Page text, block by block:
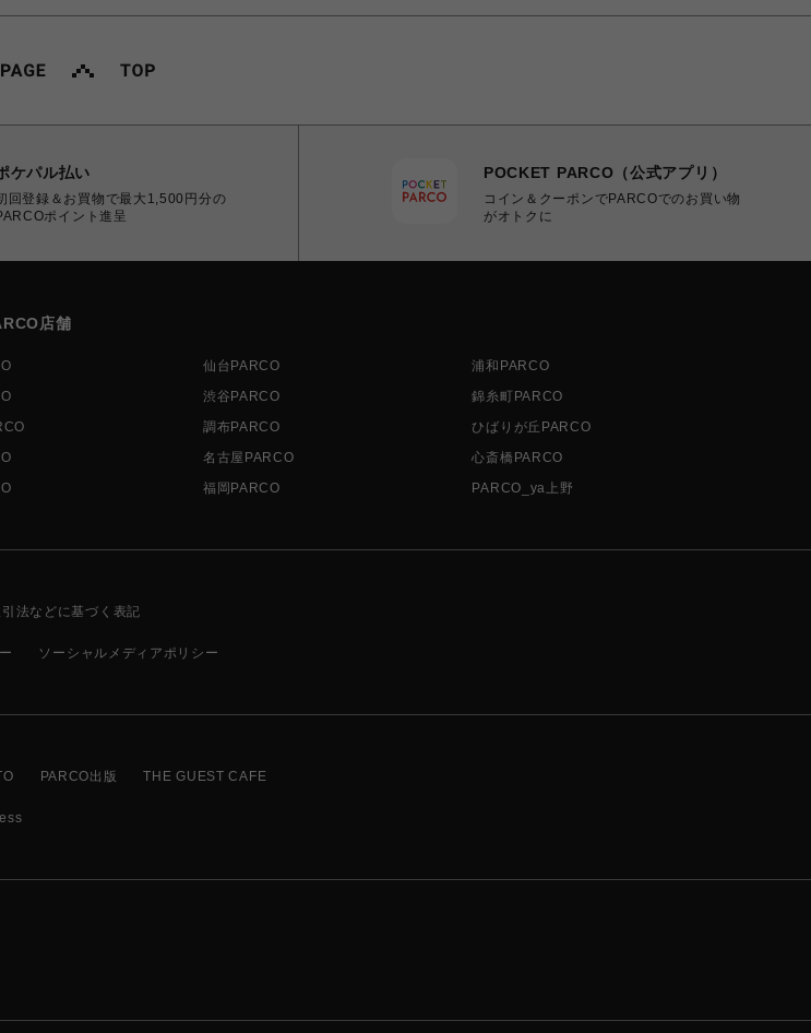
ケパル払い
回登録＆お買物で最大1,500円分の
ポイント進呈
POCKET PARCO（公式アプリ）
コイン＆クーポンでPARCOでのお買い物
がオトクに
店舗
仙台PARCO
浦和PARCO
渋谷PARCO
錦糸町PARCO
調布PARCO
ひばりが丘PARCO
名古屋PARCO
心斎橋PARCO
福岡PARCO PARCO_ya上野
法などに基づく表記
ソーシャルメディアポリシー
PARCO出版 THE GUEST CAFE